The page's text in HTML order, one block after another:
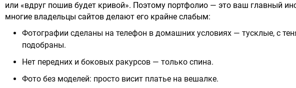
или «вдруг пошив будет кривой». Поэтому портфолио — это ваш главный
многие владельцы сайтов делают его крайне слабым:
Фотографии сделаны на телефон в домашних условиях — тусклые, с
подобраны.
Нет передних и боковых ракурсов — только спина.
Фото без моделей: просто висит платье на вешалке.